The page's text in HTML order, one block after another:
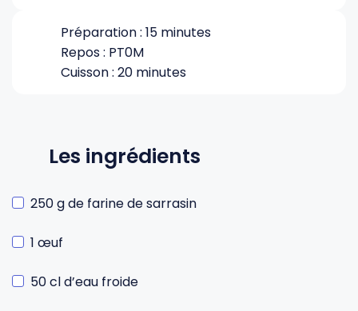
Préparation : 15 minutes
Repos : PT0M
Cuisson : 20 minutes
Les ingrédients
250 g de farine de sarrasin
1 œuf
50 cl d’eau froide